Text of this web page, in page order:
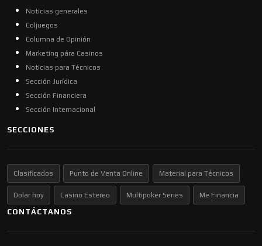
Noticias generales
Coljuegos
Columna de Opinión
Marketing pára Casinos
Noticias para Técnicos
Sección Jurídica
Sección Financiera
Sección Internacional
SECCIONES
Clasificados Punto de Venta Online Material para Técnicos
Dolar hoy Casino Estereo Multipoker Series Me Financia
CONTÁCTANOS